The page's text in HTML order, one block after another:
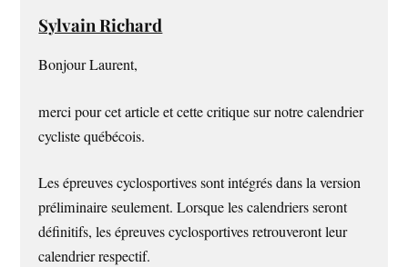
Sylvain Richard
Bonjour Laurent,
merci pour cet article et cette critique sur notre calendrier
cycliste québécois.
Les épreuves cyclosportives sont intégrés dans la version
préliminaire seulement. Lorsque les calendriers seront
définitifs, les épreuves cyclosportives retrouveront leur
calendrier respectif.